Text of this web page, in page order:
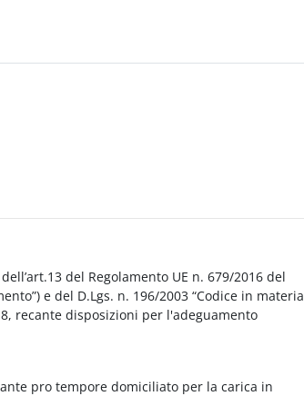
del Regolamento UE n. 679/2016 del
e del D.Lgs. n. 196/2003 “Codice in materia
recante disposizioni per l'adeguamento
pro tempore domiciliato per la carica in